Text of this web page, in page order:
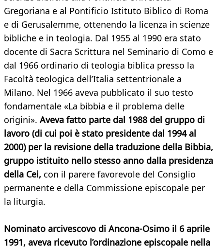
Gregoriana e al Pontificio Istituto Biblico di Roma
e di Gerusalemme, ottenendo la licenza in scienze
bibliche e in teologia. Dal 1955 al 1990 era stato
docente di Sacra Scrittura nel Seminario di Como e
dal 1966 ordinario di teologia biblica presso la
Facoltà teologica dell’Italia settentrionale a
Milano. Nel 1966 aveva pubblicato il suo testo
fondamentale «La bibbia e il problema delle
origini». Aveva fatto parte dal 1988 del gruppo di
lavoro (di cui poi è stato presidente dal 1994 al
2000) per la revisione della traduzione della Bibbia,
gruppo istituito nello stesso anno dalla presidenza
della Cei, con il parere favorevole del Consiglio
permanente e della Commissione episcopale per
la liturgia.
Nominato arcivescovo di Ancona-Osimo il 6 aprile
1991, aveva ricevuto l’ordinazione episcopale nella